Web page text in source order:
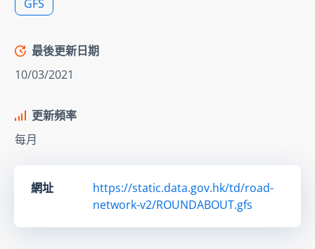
GFS
最後更新日期
10/03/2021
更新頻率
每月
網址
https://static.data.gov.hk/td/road-
network-v2/ROUNDABOUT.gfs